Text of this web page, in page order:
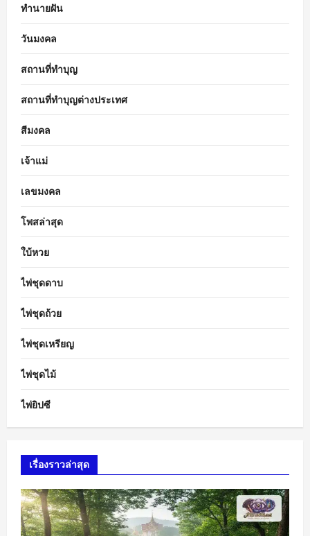
ทำนายฝัน
วันมงคล
สถานที่ทำบุญ
สถานที่ทำบุญต่างประเทศ
สีมงคล
เจ้าแม่
เลขมงคล
โพสล่าสุด
ใบ้หวย
ไพ่ชุดดาบ
ไพ่ชุดถ้วย
ไพ่ชุดเหรียญ
ไพ่ชุดไม้
ไพ่ยิปซี
เรื่องราวล่าสุด